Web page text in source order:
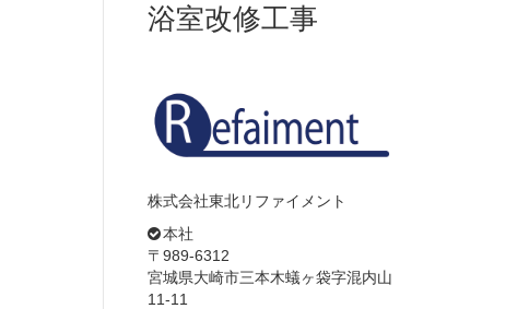
浴室改修工事
株式会社東北リファイメント
本社
〒989-6312
宮城県大崎市三本木蟻ヶ袋字混内山
11-11